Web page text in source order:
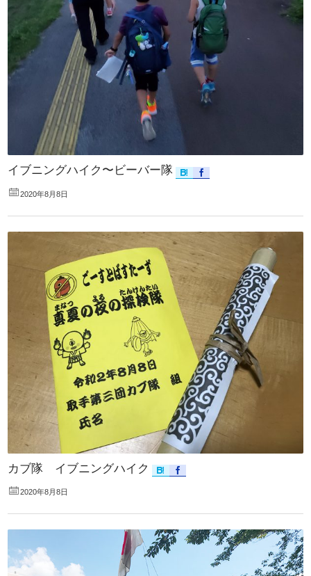
イブニングハイク〜ビーバー隊
2020年8月8日
カブ隊 イブニングハイク
2020年8月8日